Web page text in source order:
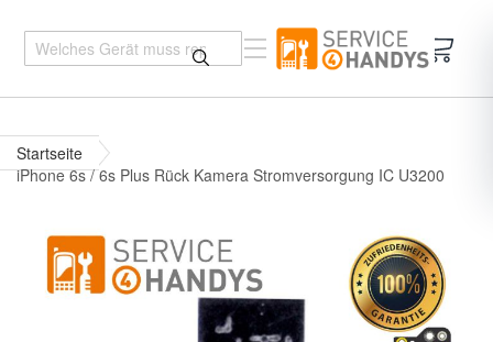
Startseite
iPhone 6s / 6s Plus Rück Kamera Stromversorgung IC U3200